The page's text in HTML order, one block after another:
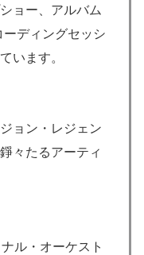
ョー、アルバム
ディングセッシ
います。
ョン・レジェン
々たるアーティ
ル・オーケスト